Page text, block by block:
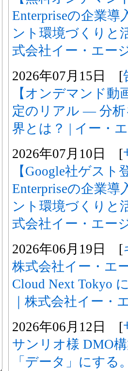
Enterpriseの企業
ント環境づくりと
式会社イー・エー
2026年07月15日 [
【オンデマンド
定のリアル ― 分
界とは？ | イー・
2026年07月10日 [
【Google社ゲスト
Enterpriseの企業
ント環境づくりと
式会社イー・エー
2026年06月19日 [
株式会社イー・エ
Cloud Next Tokyo
｜株式会社イー・
2026年06月12日 [
サンリオ様 DMO
「データ」にす